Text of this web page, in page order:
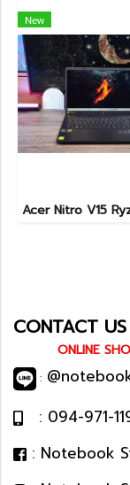
New
CONTACT US
ONLINE
:
: 094-971-
: Notebook